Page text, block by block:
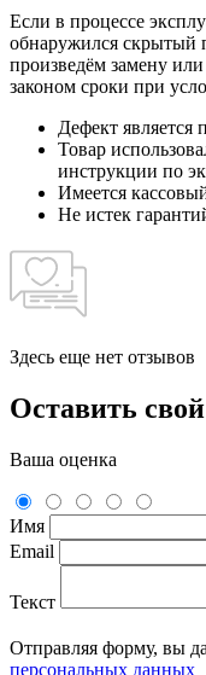
Если в процессе
обнаружился скрытый
произведём замену
законом сроки при
Дефект является
Товар
инструкции по
Имеется
Не истек
Здесь еще нет отзывов
Оставить
Ваша оценка
Имя
Email
Текст
Отправляя форму, вы
персональных данных